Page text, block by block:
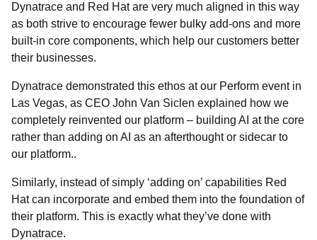
Dynatrace and Red Hat are very much aligned in this way
as both strive to encourage fewer bulky add-ons and more
built-in core components, which help our customers better
their businesses.
Dynatrace demonstrated this ethos at our Perform event in
Las Vegas, as CEO John Van Siclen explained how we
completely reinvented our platform – building AI at the core
rather than adding on AI as an afterthought or sidecar to
our platform..
Similarly, instead of simply ‘adding on’ capabilities Red
Hat can incorporate and embed them into the foundation of
their platform. This is exactly what they’ve done with
Dynatrace.